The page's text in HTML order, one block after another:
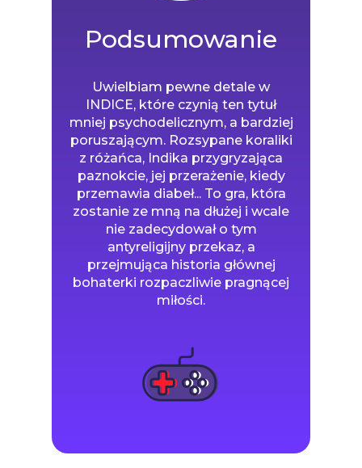
Podsumowanie
Uwielbiam pewne detale w
INDICE, które czynią ten tytuł
mniej psychodelicznym, a bardziej
poruszającym. Rozsypane koraliki
z różańca, Indika przygryzająca
paznokcie, jej przerażenie, kiedy
przemawia diabeł... To gra, która
zostanie ze mną na dłużej i wcale
nie zadecydował o tym
antyreligijny przekaz, a
przejmująca historia głównej
bohaterki rozpaczliwie pragnącej
miłości.